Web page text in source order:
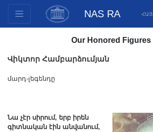
NAS RA ՀԱՅ
Documents
Innovation Proposals
Conferences
Our Honored Figures
Վիկտոր Համբարձումյան
մարդ-լեգենդը
Նա չէր սիրում, երբ իրեն
գիտնական էին անվանում,